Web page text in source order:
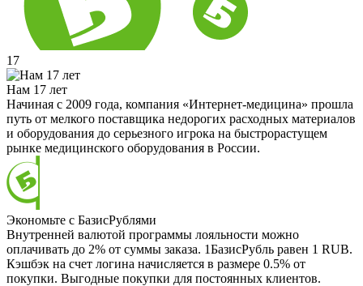
17
Нам 17 лет
Начиная с 2009 года, компания «Интернет-медицина» прошла
путь от мелкого поставщика недорогих расходных материалов
и оборудования до серьезного игрока на быстрорастущем
рынке медицинского оборудования в России.
Экономьте с БазисРублями
Внутренней валютой программы лояльности можно
оплачивать до 2% от суммы заказа. 1БазисРубль равен 1 RUB.
Кэшбэк на счет логина начисляется в размере 0.5% от
покупки. Выгодные покупки для постоянных клиентов.